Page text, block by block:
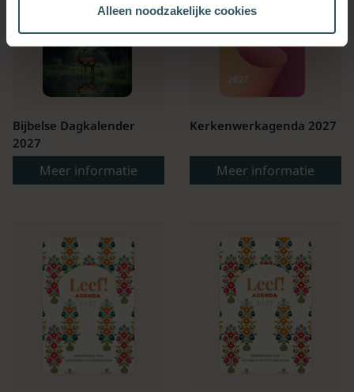
Alleen noodzakelijke cookies
Bijbelse Dagkalender
2027
Meer informatie
Kerkenwerkagenda 2027
Meer informatie